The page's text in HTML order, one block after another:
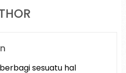
sesuatu hal